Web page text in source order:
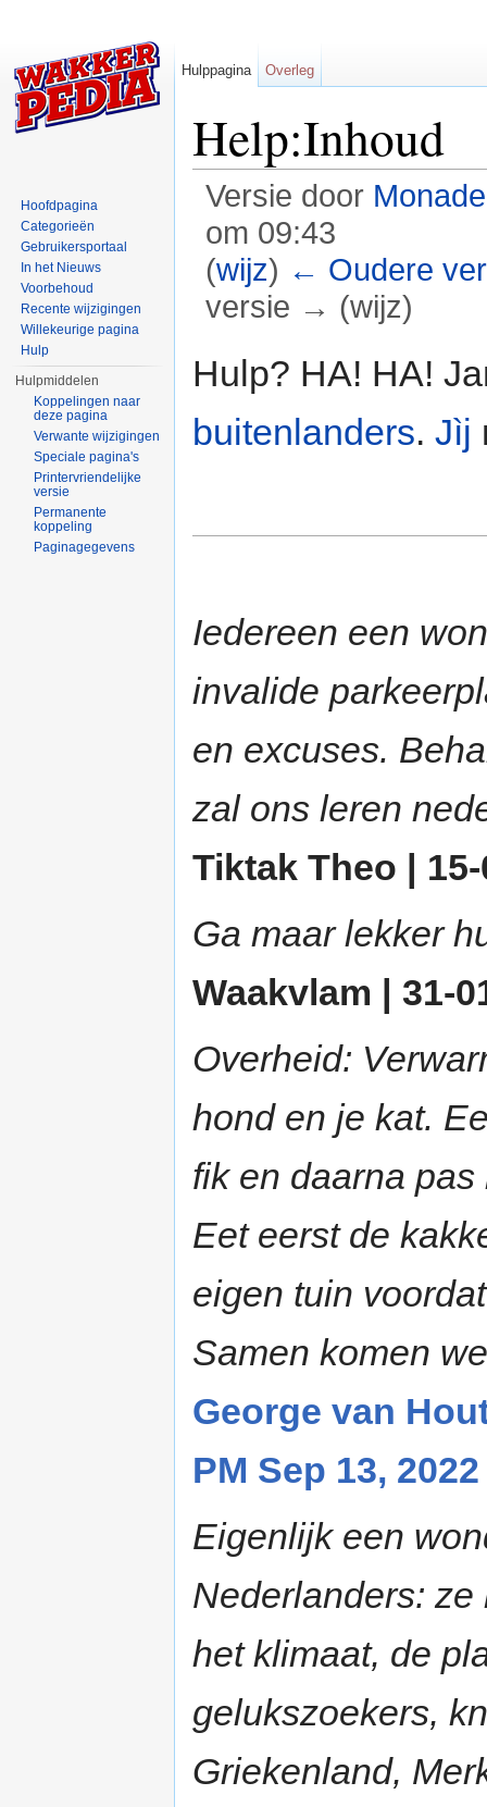
Help:Inhoud
Versie door Monade
om 09:43
(wijz) ← Oudere
versie → (wijz)
Hulp? HA! HA!
buitenlanders. Jìj
Iedereen een
invalide
en excuses.
zal ons leren
Tiktak Theo |
Ga maar lekker
Waakvlam | 31-
Overheid:
hond en je kat.
fik en daarna
Eet eerst de
eigen tuin
Samen komen
George van
PM Sep 13,
Eigenlijk een
Nederlanders:
het klimaat, de
gelukszoekers,
Griekenland,
Hulppagina Overleg
Hoofdpagina
Categorieën
Gebruikersportaal
In het Nieuws
Voorbehoud
Recente wijzigingen
Willekeurige pagina
Hulp
Hulpmiddelen
Koppelingen naar
deze pagina
Verwante wijzigingen
Speciale pagina's
Printervriendelijke
versie
Permanente
koppeling
Paginagegevens